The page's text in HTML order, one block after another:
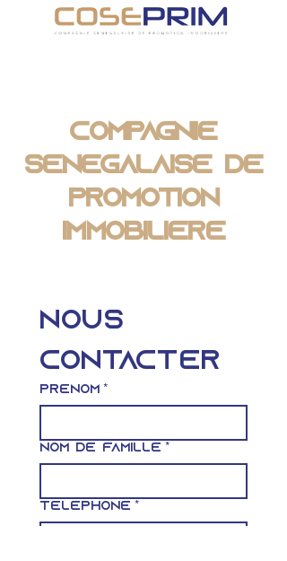
Compagnie
Sénégalaise de
Promotion
Immobilière
Nous
contacter
Prénom *
Nom de famille *
Téléphone *